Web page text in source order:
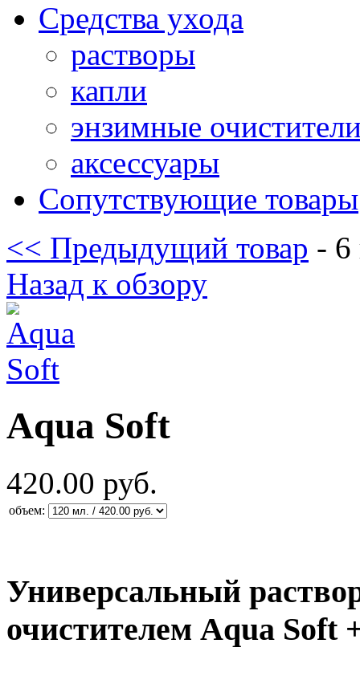
Средства ухода
растворы
капли
энзимные
аксессуары
Сопутствующие товары
<< Предыдущий товар - 6
Назад к обзору
Aqua Soft
420.00 руб.
объем:
Универсальный
очистителем Aqua Soft